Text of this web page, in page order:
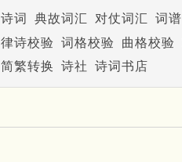
诗词 典故词汇 对仗词汇 词谱
律诗校验 词格校验 曲格校验
简繁转换 诗社 诗词书店